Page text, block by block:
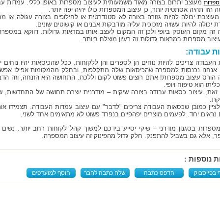
מעוצב יתרום בצורה מאוד משמעותית לעיצוב מספרות באופן כללי. עמדות
הזו תהיה אסתטית יותר, כן עיצוב המספרות כולו יהיה יפה יותר.
יכולה להיות גזורה בצורה לא סטנדרטית או לחילופים בצורה עגולה
יכולה להיות עשויה מזכוכית עליה מודבקות אבנים או קישוטים שונים.
מקום העוסק ביופי ולכן זה המקום לעצב אותו במראות גדולות. דווקא
עיצוב מספרות במראות גדולות זה רעיון מוצלח ביותר.
עבודה:
העבודה צריכים להיות נוחים הן לספרים והן ללקוחות. ככל שהכיסאות יהיו
אנחנו נכנסות למספרה שהכיסאות שלה מתקלפות, ובחלק מהמקומות אפילו
הורס עיצוב מספרות! אתם רוצים פשוט לקום וללכת. התחושה היא הזנחה, וזה
הוא טיפוח ויופי.
זאת, עיצוב כסאות עבודה בצורה שיקית – מודרנית יוצרת תחושה של
כמובן שכסאות העבודה צריכים "לדבר" עם עיצוב עמדות העבודה. תצמידו
נראים יחד. לפעמים מוצרים יפהפיים בנפרד פשוט לא מתאימים אחד לשני.
מספרות בסגנון מודרני – שיקי יסייע בידכם למשוך קהל לקוחות רחב יותר.
אלא גם בשביל להתפנק. חלק גדול מהפינוק זה עיצוב המספרה.
נוספות :
בפייסבוק הדפס כתבה שלח כתבה לחבר הוסף למועדפים